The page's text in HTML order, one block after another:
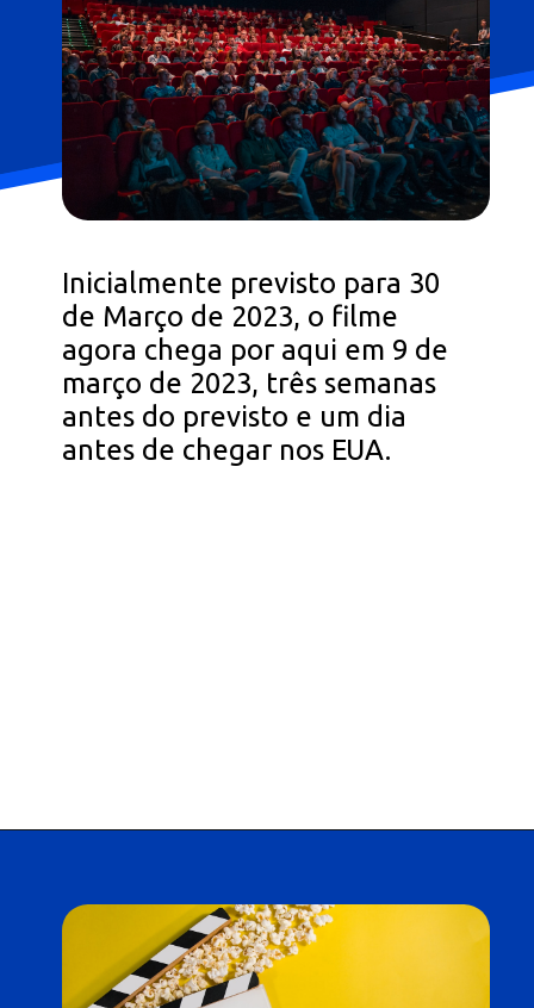
Inicialmente previsto para 30
de Março de 2023, o filme
agora chega por aqui em 9 de
março de 2023, três semanas
antes do previsto e um dia
antes de chegar nos EUA.